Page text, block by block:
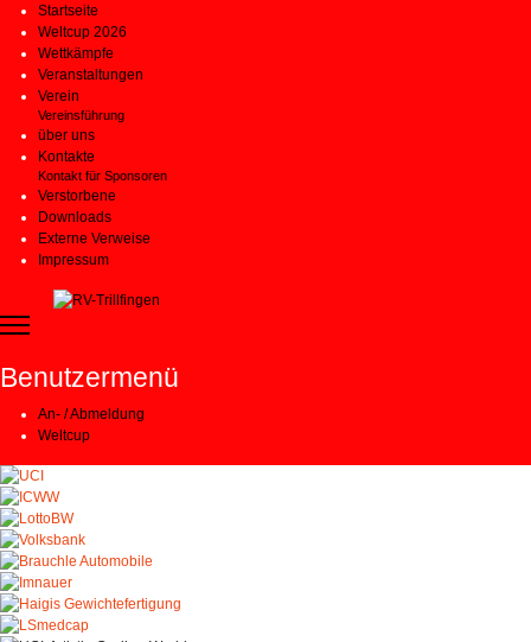
Startseite
Weltcup 2026
Wettkämpfe
Veranstaltungen
Verein
Vereinsführung
über uns
Kontakte
Kontakt für Sponsoren
Verstorbene
Downloads
Externe Verweise
Impressum
Benutzermenü
An- / Abmeldung
Weltcup